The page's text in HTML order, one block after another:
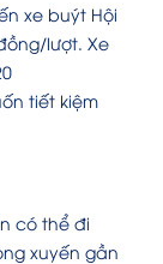
xe buýt Hội
lượt. Xe
tiết kiệm
có thể đi
xuyến gần